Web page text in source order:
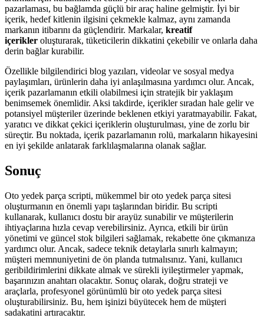
pazarlaması, bu bağlamda güçlü bir araç haline gelmiştir. İyi bir
içerik, hedef kitlenin ilgisini çekmekle kalmaz, aynı zamanda
markanın itibarını da güçlendirir. Markalar, kreatif
içerikler oluşturarak, tüketicilerin dikkatini çekebilir ve onlarla daha
derin bağlar kurabilir.
Özellikle bilgilendirici blog yazıları, videolar ve sosyal medya
paylaşımları, ürünlerin daha iyi anlaşılmasına yardımcı olur. Ancak,
içerik pazarlamanın etkili olabilmesi için stratejik bir yaklaşım
benimsemek önemlidir. Aksi takdirde, içerikler sıradan hale gelir ve
potansiyel müşteriler üzerinde beklenen etkiyi yaratmayabilir. Fakat,
yaratıcı ve dikkat çekici içeriklerin oluşturulması, yine de zorlu bir
süreçtir. Bu noktada, içerik pazarlamanın rolü, markaların hikayesini
en iyi şekilde anlatarak farklılaşmalarına olanak sağlar.
Sonuç
Oto yedek parça scripti, mükemmel bir oto yedek parça sitesi
oluşturmanın en önemli yapı taşlarından biridir. Bu scripti
kullanarak, kullanıcı dostu bir arayüz sunabilir ve müşterilerin
ihtiyaçlarına hızla cevap verebilirsiniz. Ayrıca, etkili bir ürün
yönetimi ve güncel stok bilgileri sağlamak, rekabette öne çıkmanıza
yardımcı olur. Ancak, sadece teknik detaylarla sınırlı kalmayın;
müşteri memnuniyetini de ön planda tutmalısınız. Yani, kullanıcı
geribildirimlerini dikkate almak ve sürekli iyileştirmeler yapmak,
başarınızın anahtarı olacaktır. Sonuç olarak, doğru strateji ve
araçlarla, profesyonel görünümlü bir oto yedek parça sitesi
oluşturabilirsiniz. Bu, hem işinizi büyütecek hem de müşteri
sadakatini artıracaktır.